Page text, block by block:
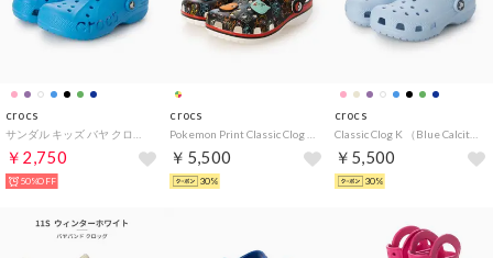
crocs
￥2,750
50%OFF
crocs
￥5,500
30%
crocs
Classic Clog K （Blue Calcite）
￥5,500
30%